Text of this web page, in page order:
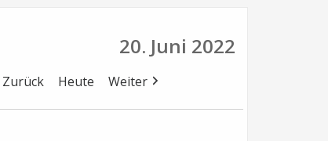
20. Juni 2022
Zurück Heute Weiter